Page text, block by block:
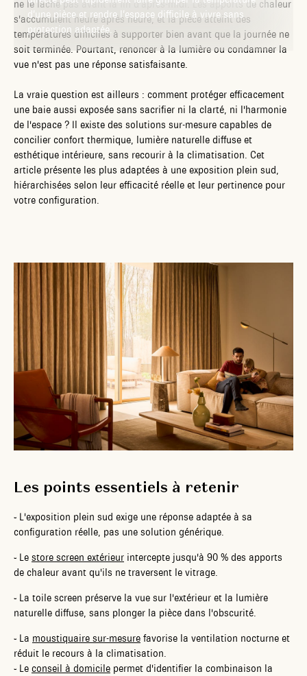
d’une pièce et rendre l’espace difficile à vivre sans
protection adaptée.
ne le lâche pas avant la fin d'après-midi. Les apports de chaleur
s'accumulent heure après heure, et la pièce atteint des
températures difficiles à supporter bien avant que la journée ne
soit terminée. Pourtant, renoncer à la lumière ou condamner la
vue n'est pas une réponse satisfaisante.
La vraie question est ailleurs : comment protéger efficacement
une baie aussi exposée sans sacrifier ni la clarté, ni l'harmonie
de l'espace ? Il existe des solutions sur-mesure capables de
concilier confort thermique, lumière naturelle diffuse et
esthétique intérieure, sans recourir à la climatisation. Cet
article présente les plus adaptées à une exposition plein sud,
hiérarchisées selon leur efficacité réelle et leur pertinence pour
votre configuration.
Les points essentiels à retenir
- L'exposition plein sud exige une réponse adaptée à sa
configuration réelle, pas une solution générique.
- Le store screen extérieur intercepte jusqu'à 90 % des apports
de chaleur avant qu'ils ne traversent le vitrage.
- La toile screen préserve la vue sur l'extérieur et la lumière
naturelle diffuse, sans plonger la pièce dans l'obscurité.
- La moustiquaire sur-mesure favorise la ventilation nocturne et
réduit le recours à la climatisation.
- Le conseil à domicile permet d'identifier la combinaison la